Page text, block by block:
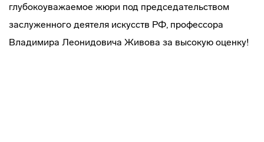
глубокоуважаемое жюри под председательством
заслуженного деятеля искусств РФ, профессора
Владимира Леонидовича Живова за высокую оценку!